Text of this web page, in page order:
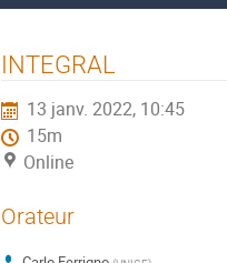
INTEGRAL
13 janv. 2022, 10:45
15m
Online
Orateur